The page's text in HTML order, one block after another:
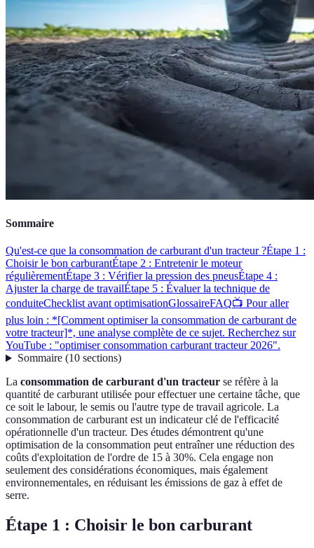
Sommaire
Qu'est-ce que la consommation de carburant d'un tracteur ?Étape 1 :
Choisir le bon carburantÉtape 2 : Entretenir le moteur
régulièrementÉtape 3 : Vérifier la pression des pneusÉtape 4 :
Ajuster la charge de travailÉtape 5 : Évaluer la technique de
conduiteChecklist avant optimisationGlossaireFAQ📺 Pour aller
plus loin : *[Comment optimiser la consommation de carburant de
votre tracteur]*, une analyse complète de ce sujet. Recherchez sur
YouTube : "optimiser consommation carburant tracteur 2026".
Sommaire(10 sections)
La consommation de carburant d'un tracteur se réfère à la
quantité de carburant utilisée pour effectuer une certaine tâche, que
ce soit le labour, le semis ou l'autre type de travail agricole. La
consommation de carburant est un indicateur clé de l'efficacité
opérationnelle d'un tracteur. Des études démontrent qu'une
optimisation de la consommation peut entraîner une réduction des
coûts d'exploitation de l'ordre de 15 à 30%. Cela engage non
seulement des considérations économiques, mais également
environnementales, en réduisant les émissions de gaz à effet de
serre.
Étape 1 : Choisir le bon carburant